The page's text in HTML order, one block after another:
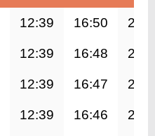
12:39 16:50
12:39 16:48
12:39 16:47
12:39 16:46